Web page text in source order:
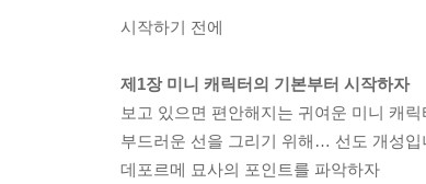
시작하기 전에
제1장 미니 캐릭터의 기본부터 시작하자
보고 있으면 편안해지는 귀여운 미니 캐
부드러운 선을 그리기 위해… 선도 개성입
데포르메 묘사의 포인트를 파악하자